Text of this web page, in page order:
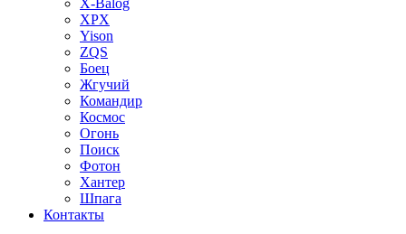
X-Balog
XPX
Yison
ZQS
Боец
Жгучий
Командир
Космос
Огонь
Поиск
Фотон
Хантер
Шпага
Контакты